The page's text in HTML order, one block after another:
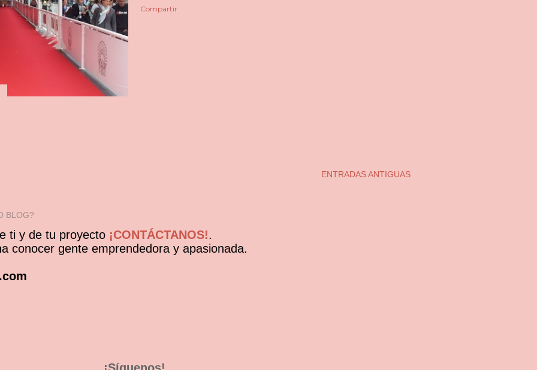
Compartir
ENTRADAS ANTIGUAS
BLOG?
ti y de tu proyecto ¡CONTÁCTANOS!.
conocer gente emprendedora y apasionada.